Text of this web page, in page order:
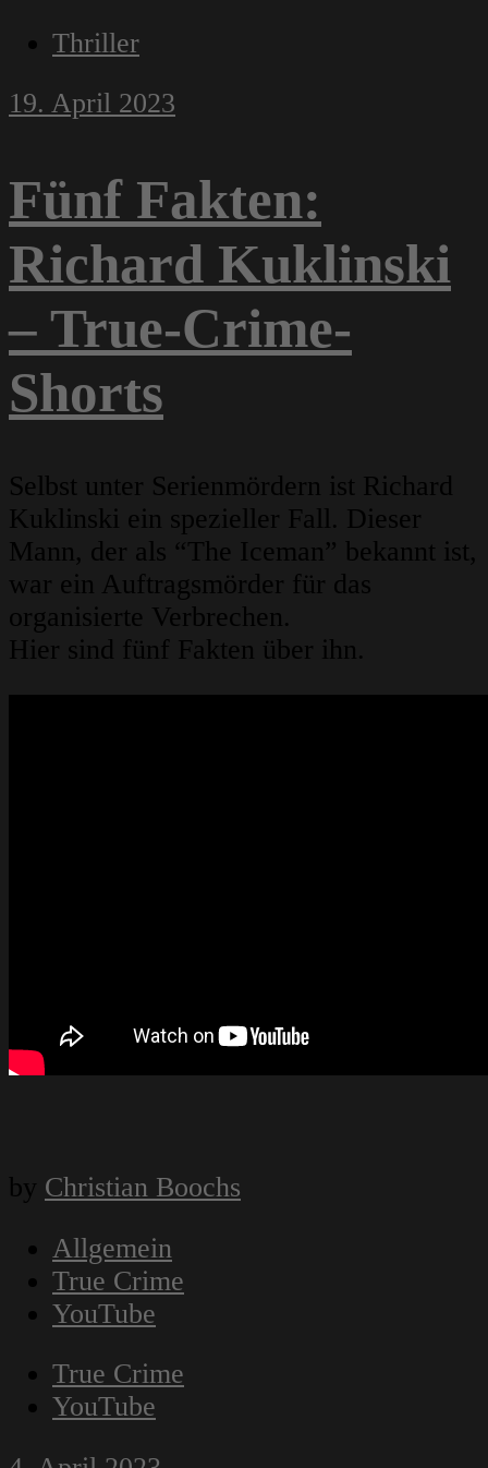
Thriller
19. April 2023
Fünf Fakten:
Richard Kuklinski
– True-Crime-
Shorts
Selbst unter Serienmördern ist Richard
Kuklinski ein spezieller Fall. Dieser
Mann, der als “The Iceman” bekannt ist,
war ein Auftragsmörder für das
organisierte Verbrechen.
Hier sind fünf Fakten über ihn.
by Christian Boochs
Allgemein
True Crime
YouTube
True Crime
YouTube